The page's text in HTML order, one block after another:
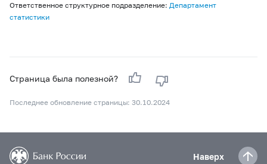
Ответственное структурное подразделение: Департамент
статистики
Страница была полезной?
Последнее обновление страницы: 30.10.2024
Наверх